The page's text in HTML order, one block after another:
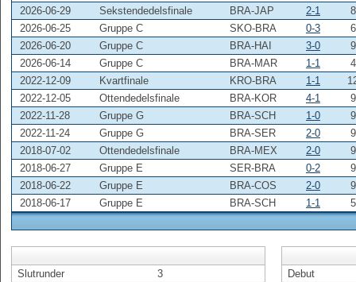
2026-06-29
Sekstendedelsfinale BRA-JAP 2-1
2026-06-25
Gruppe C SKO-BRA 0-3
2026-06-20
Gruppe C BRA-HAI 3-0
2026-06-14
Gruppe C BRA-MAR 1-1
2022-12-09
Kvartfinale KRO-BRA 1-1
2022-12-05
Ottendedelsfinale BRA-KOR 4-1
2022-11-28
Gruppe G BRA-SCH 1-0
2022-11-24
Gruppe G BRA-SER 2-0
2018-07-02
Ottendedelsfinale BRA-MEX 2-0
2018-06-27
Gruppe E SER-BRA 0-2
2018-06-22
Gruppe E BRA-COS 2-0
2018-06-17
Gruppe E BRA-SCH 1-1
Slutrunder 3
Debut